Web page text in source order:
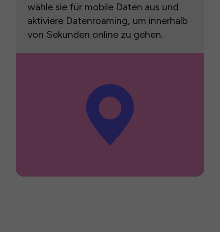
wähle sie für mobile Daten aus und
aktiviere Datenroaming, um innerhalb
von Sekunden online zu gehen.